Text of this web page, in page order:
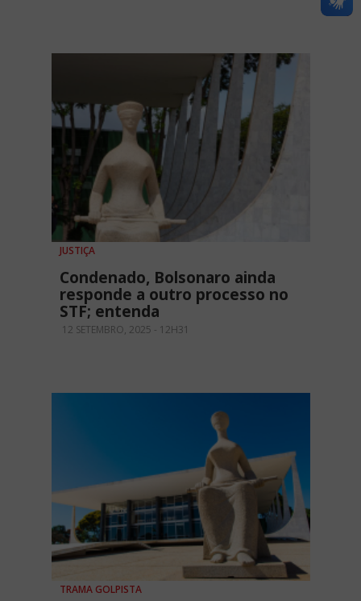
JUSTIÇA
Condenado, Bolsonaro ainda
responde a outro processo no
STF; entenda
12 SETEMBRO, 2025 - 12H31
TRAMA GOLPISTA